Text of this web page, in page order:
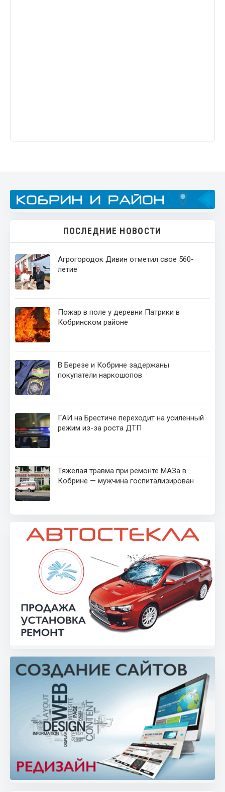
ПОСЛЕДНИЕ НОВОСТИ
Агрогородок Дивин отметил свое 560-
летие
Пожар в поле у деревни Патрики в
Кобринском районе
В Березе и Кобрине задержаны
покупатели наркошопов
ГАИ на Брестиче переходит на усиленный
режим из-за роста ДТП
Тяжелая травма при ремонте МАЗа в
Кобрине — мужчина госпитализирован